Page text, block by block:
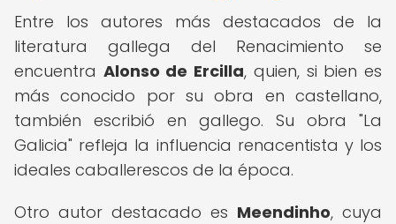
Entre los autores más destacados de la
literatura gallega del Renacimiento se
encuentra Alonso de Ercilla, quien, si bien es
más conocido por su obra en castellano,
también escribió en gallego. Su obra "La
Galicia" refleja la influencia renacentista y los
ideales caballerescos de la época.
Otro autor destacado es Meendinho, cuya